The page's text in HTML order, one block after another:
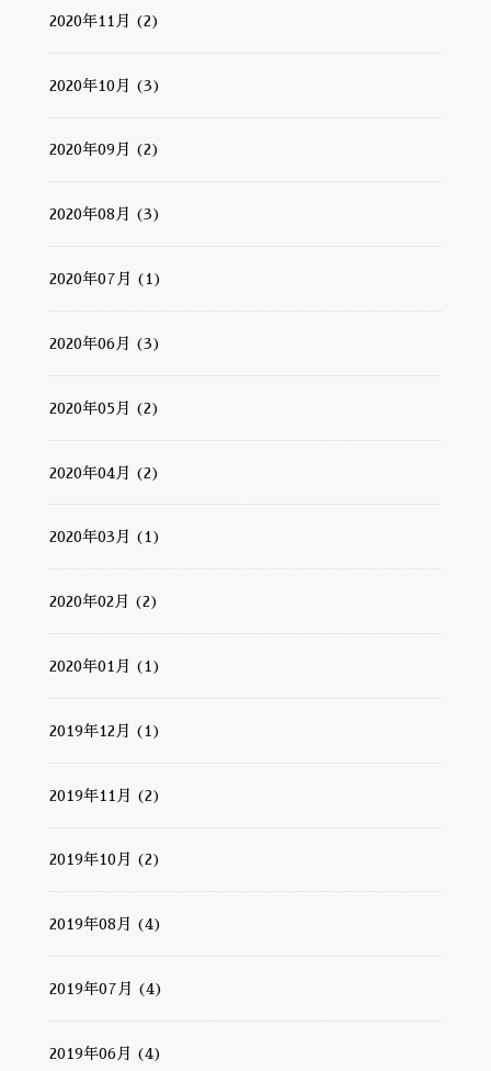
2020年11月 (2)
2020年10月 (3)
2020年09月 (2)
2020年08月 (3)
2020年07月 (1)
2020年06月 (3)
2020年05月 (2)
2020年04月 (2)
2020年03月 (1)
2020年02月 (2)
2020年01月 (1)
2019年12月 (1)
2019年11月 (2)
2019年10月 (2)
2019年08月 (4)
2019年07月 (4)
2019年06月 (4)